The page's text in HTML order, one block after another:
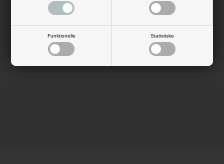
Funktionelle Statistiske
ud. Har du aldrig prøvet at folde en pompom ud før, så følg den. Det er ikke
svært, og så snart du har forstået teknikken, går det stærkt.
Materiale: silkepapir